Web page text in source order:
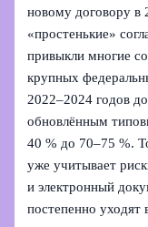
новому договору в
«простенькие»
привыкли многие
крупных
2022–2024 годов
обновлённым
40 % до 70–75 %.
уже учитывает
и электронный
постепенно уходят